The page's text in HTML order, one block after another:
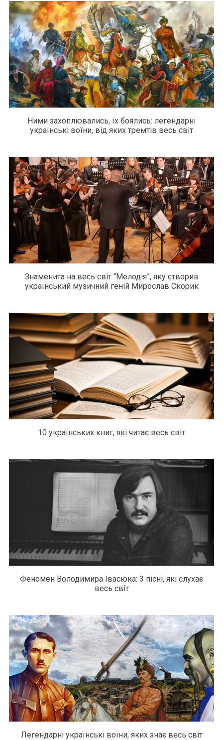
Ними захоплювались, їх боялись: легендарні
українські воїни, від яких тремтів весь світ
Знаменита на весь світ “Мелодія”, яку створив
український музичний геній Мирослав Скорик
10 українських книг, які читає весь світ
Феномен Володимира Івасюка: 3 пісні, які слухає
весь світ
Легендарні українські воїни, яких знає весь світ